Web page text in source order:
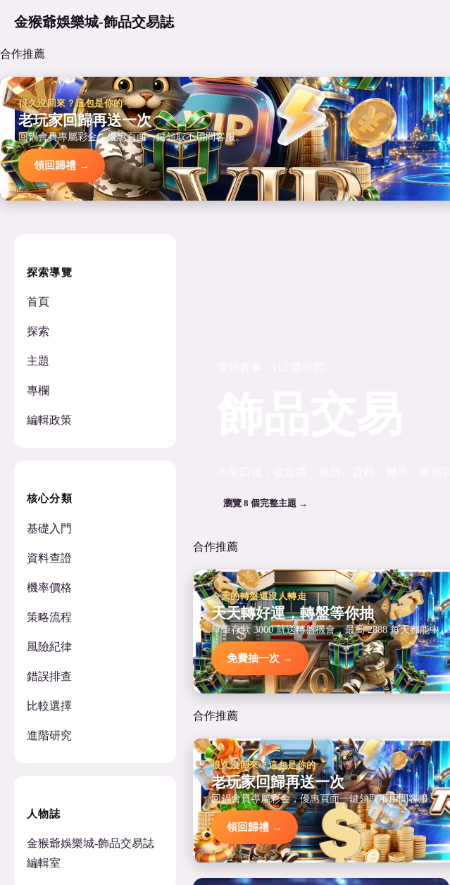
金猴爺娛樂城-飾品交易誌
合作推薦
很久沒回來？這包是你的
老玩家回歸再送一次
回鍋會員專屬彩金，優惠頁面一鍵領取不用問客服。
領回歸禮 →
探索導覽
首頁
探索
主題
專欄
編輯政策
核心分類
基礎入門
資料查證
機率價格
策略流程
風險紀律
錯誤排查
比較選擇
進階研究
人物誌
金猴爺娛樂城-飾品交易誌
編輯室
瀏覽 8 個完整主題 →
合作推薦
今天的轉盤還沒人轉走
天天轉好運，轉盤等你抽
單筆存款 3000 就送轉盤機會，最高 2888 每天都能中。
免費抽一次 →
合作推薦
很久沒回來？這包是你的
老玩家回歸再送一次
回鍋會員專屬彩金，優惠頁面一鍵領取不用問客服。
領回歸禮 →